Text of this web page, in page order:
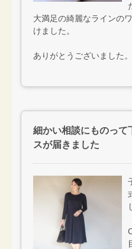
大満足の綺麗なラインの
けました。
ありがとうございました。
細かい相談にものって
スが届きました